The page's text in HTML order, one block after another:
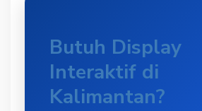
Butuh Display
Interaktif di
Kalimantan?